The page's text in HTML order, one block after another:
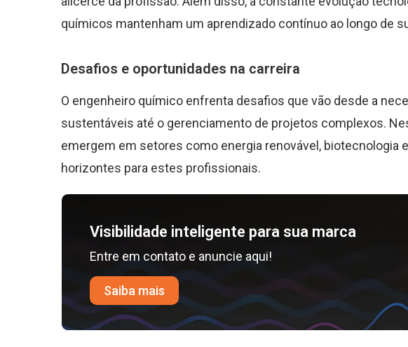
químicos mantenham um aprendizado contínuo ao longo de
Desafios e oportunidades na carreira
O engenheiro químico enfrenta desafios que vão desde a
sustentáveis até o gerenciamento de projetos complexos.
emergem em setores como energia renovável, biotecnologia
horizontes para estes profissionais.
Visibilidade inteligente para sua marca
Entre em contato e anuncie aqui!
Saiba mais